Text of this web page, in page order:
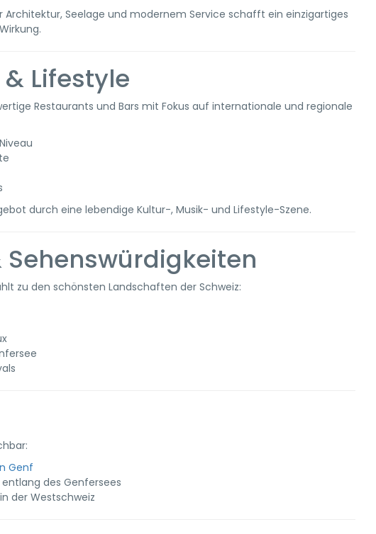
Architektur, Seelage und modernem Service schafft ein einzigartiges
Lifestyle
Restaurants und Bars mit Fokus auf internationale und regionale
durch eine lebendige Kultur-, Musik- und Lifestyle-Szene.
zu den schönsten Landschaften der Schweiz:
Genf
des Genfersees
der Westschweiz